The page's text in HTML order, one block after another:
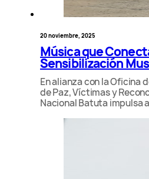
20 noviembre, 2025
Música que
Sensibilización
En alianza con la Oficina
de Paz, Víctimas y
Nacional Batuta impulsa